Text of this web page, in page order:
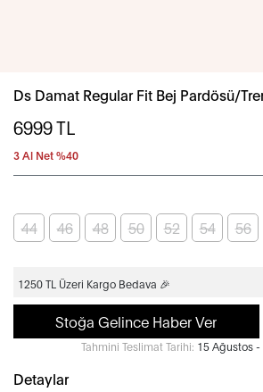
Ds Damat Regular Fit Bej Pardösü/
6999TL
3 Al Net %40
44 46 48 50 52 54 56
1250 TL Üzeri Kargo Bedava 🎉
Stoğa Gelince Haber Ver
Tahmini Teslimat Tarihi: 15 Ağustos
Detaylar